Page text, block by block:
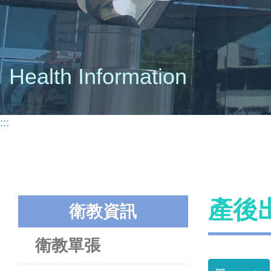
Health Information
:::
衛教資訊
衛教單張
產後